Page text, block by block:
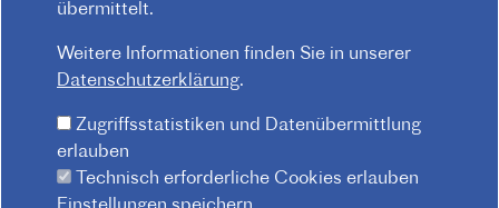
Kontakt
AGB
übermittelt.
Weitere Informationen finden Sie in unserer
Datenschutzerklärung.
Zugriffsstatistiken und Datenübermittlung
erlauben
Technisch erforderliche Cookies erlauben